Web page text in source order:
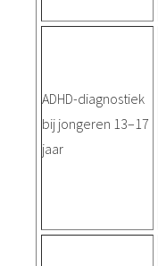
ADHD-diagnostiek
bij jongeren 13–17
jaar